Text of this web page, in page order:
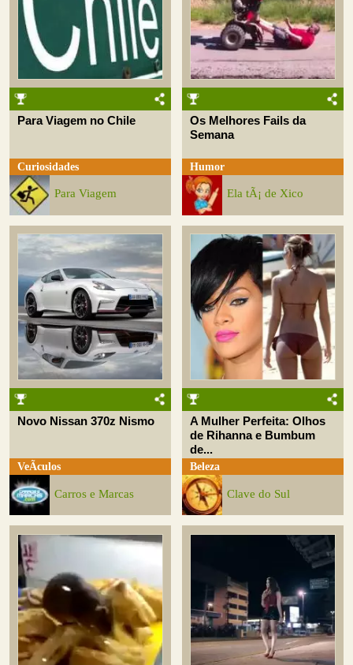
Para Viagem no Chile
Curiosidades
Para Viagem
Os Melhores Fails da
Semana
Humor
Ela tÃ¡ de Xico
Novo Nissan 370z Nismo
VeÃ­culos
Carros e Marcas
A Mulher Perfeita: Olhos
de Rihanna e Bumbum
de...
Beleza
Clave do Sul